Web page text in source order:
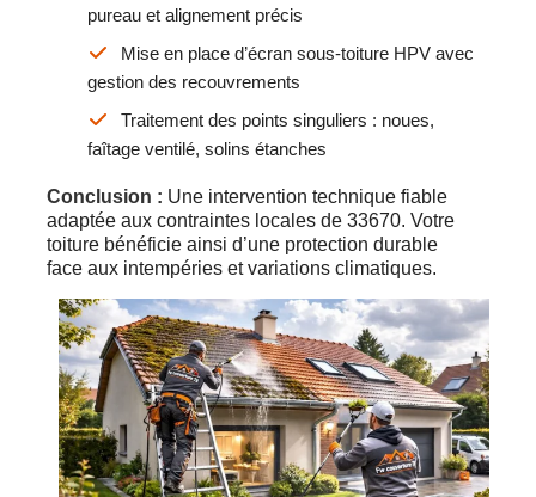
pureau et alignement précis
Mise en place d’écran sous-toiture HPV avec
gestion des recouvrements
Traitement des points singuliers : noues,
faîtage ventilé, solins étanches
Conclusion : Une intervention technique fiable
adaptée aux contraintes locales de 33670. Votre
toiture bénéficie ainsi d’une protection durable
face aux intempéries et variations climatiques.